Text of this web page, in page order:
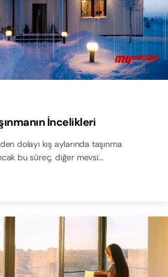
İncelikleri
dolayı kış aylarında taşınma
bu süreç, diğer mevsi…